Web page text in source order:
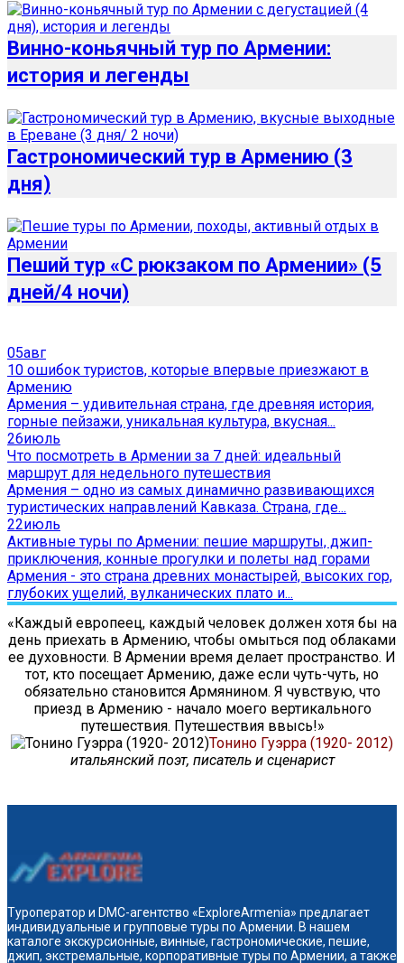
Винно-коньячный тур по Армении:
история и легенды
Гастрономический тур в Армению (3
дня)
Пеший тур «С рюкзаком по Армении» (5
дней/4 ночи)
05авг
10 ошибок туристов, которые впервые приезжают в
Армению
Армения – удивительная страна, где древняя история,
горные пейзажи, уникальная культура, вкусная...
26июль
Что посмотреть в Армении за 7 дней: идеальный
маршрут для недельного путешествия
Армения – одно из самых динамично развивающихся
туристических направлений Кавказа. Страна, где...
22июль
Активные туры по Армении: пешие маршруты, джип-
приключения, конные прогулки и полеты над горами
Армения - это страна древних монастырей, высоких гор,
глубоких ущелий, вулканических плато и...
«Каждый европеец, каждый человек должен хотя бы на
день приехать в Армению, чтобы омыться под облаками
ее духовности. В Армении время делает пространство. И
тот, кто посещает Армению, даже если чуть-чуть, но
обязательно становится Армянином. Я чувствую, что
приезд в Армению - начало моего вертикального
путешествия. Путешествия ввысь!»
Тонино Гуэрра (1920- 2012)
итальянский поэт, писатель и сценарист
Туроператор и DMC-агентство «ExploreArmenia» предлагает
индивидуальные и групповые туры по Армении. В нашем
каталоге экскурсионные, винные, гастрономические, пешие,
джип, экстремальные, корпоративные туры по Армении, а также